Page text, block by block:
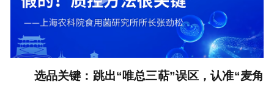
选品关键：跳出“唯总三萜”误区，认准“麦角